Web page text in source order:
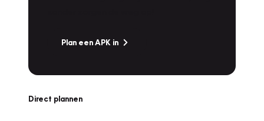
Plan een APK in
Direct plannen